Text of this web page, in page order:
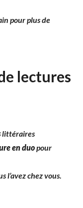
pour plus de
lectures
littéraires
en duopour
l’avez chez vous.